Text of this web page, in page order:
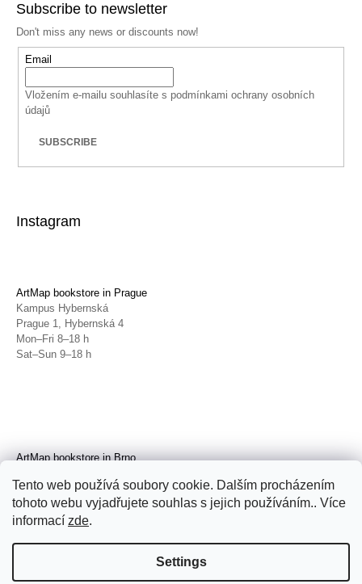
Tento web používá soubory cookie. Dalším procházením
tohoto webu vyjadřujete souhlas s jejich používáním.. Více
informací zde.
Settings
Subscribe to newsletter
Don't miss any news or discounts now!
Email
Vložením e-mailu souhlasíte s podmínkami ochrany osobních
údajů
SUBSCRIBE
Instagram
ArtMap bookstore in Prague
Kampus Hybernská
Prague 1, Hybernská 4
Mon–Fri 8–18 h
Sat–Sun 9–18 h
ArtMap bookstore in Brno
Brno, Radnická 4
Tue–Fri 11–19 h
Sat 14–19 h